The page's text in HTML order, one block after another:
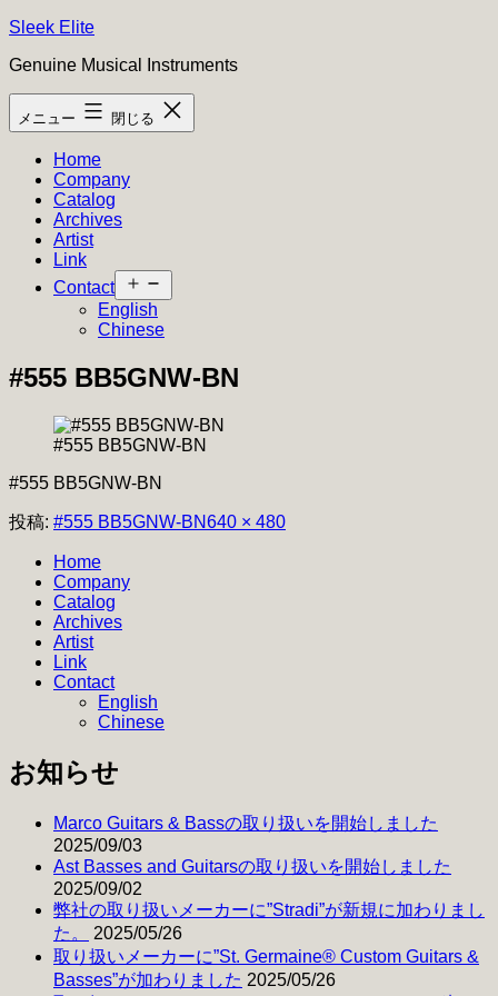
コ
テ
ン
ツ
Sleek Elite
Genuine Musical Instruments
メニュー 閉じる
Home
Company
Catalog
Archives
Artist
Link
Contact
ニ
ー
開
English
Chinese
#555 BB5GNW-BN
#555 BB5GNW-BN
#555 BB5GNW-BN
投稿: #555 BB5GNW-BNフ
640 × 480
Home
Company
Catalog
Archives
Artist
Link
Contact
English
Chinese
お知らせ
Marco Guitars & Bassの取り扱いを開始しました
2025/09/03
Ast Basses and Guitarsの取り扱いを開始しました
2025/09/02
弊社の取り扱いメーカーに”Stradi”が新規に加わりまし
た。
2025/05/26
取り扱いメーカーに”St. Germaine® Custom Guitars &
Basses”が加わりました 2025/05/26